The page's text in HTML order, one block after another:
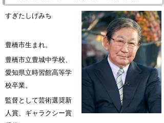
すぎたしげみち
豊橋市生まれ。
豊橋市立豊城中学校、
愛知県立時習館高等学
校卒業。
監督として芸術選奨新
人賞、ギャラクシー賞